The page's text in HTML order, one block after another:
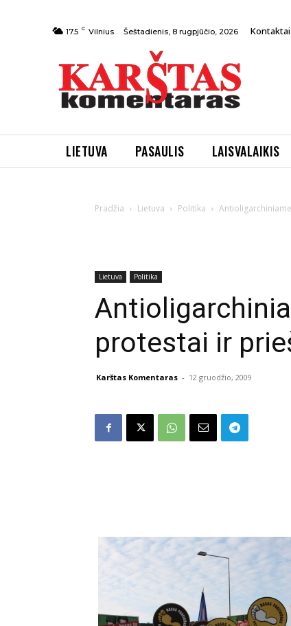
17.5 C Vilnius Šeštadienis, 8 rugpjūčio, 2026 Kontaktai
LIETUVA PASAULIS LAISVALAIKIS
Pradžia Lietuva Politika
Lietuva Politika
protestai ir
Karštas Komentaras - 12 gruodžio, 2009